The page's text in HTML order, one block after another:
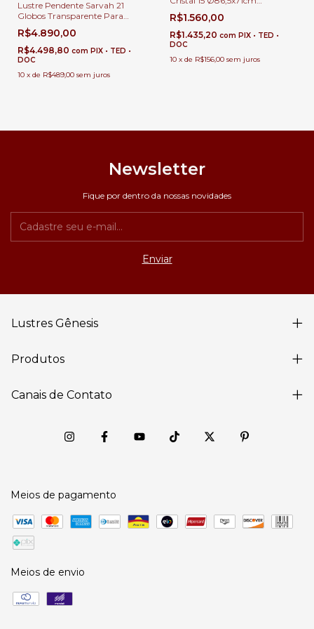
Lustre Pendente Sarvah 21
Globos Transparente Para
Casas Pé Direito Duplo e Alto.
R$4.890,00
R$4.498,80 com PIX • TED •
DOC
10 x de R$489,00 sem juros
Lâmpadas E-14 Para Pé Direito
Duplo e Sala de Jantar
R$1.560,00
R$1.435,20 com PIX • TED •
DOC
10 x de R$156,00 sem juros
Newsletter
Fique por dentro da nossas novidades
Lustres Gênesis
Produtos
Canais de Contato
Meios de pagamento
Meios de envio